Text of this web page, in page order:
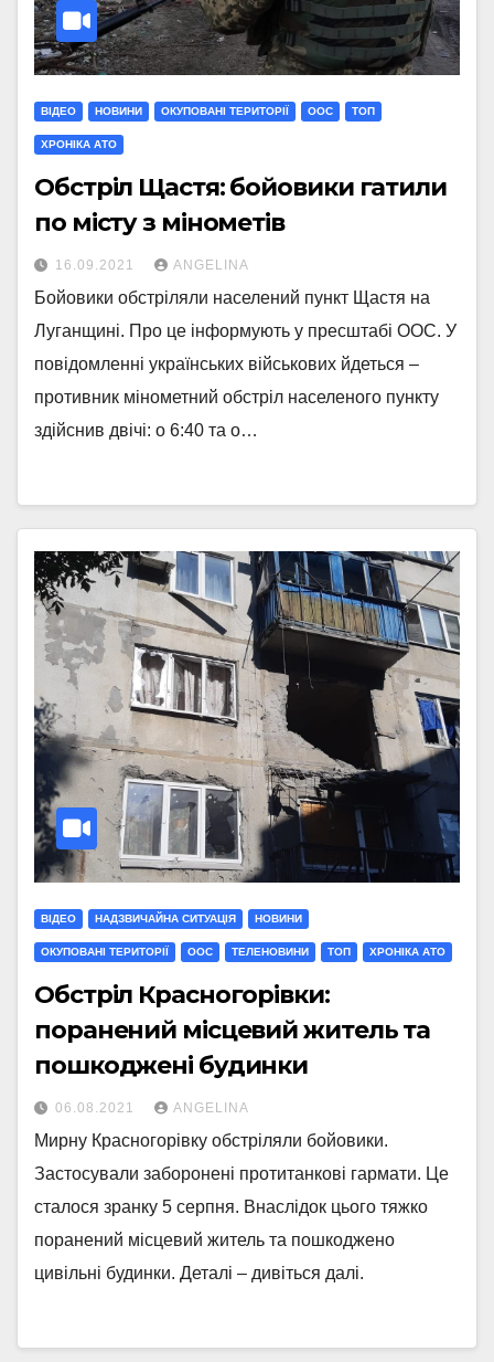
ВІДЕО НОВИНИ ОКУПОВАНІ ТЕРИТОРІЇ ООС ТОП
ХРОНІКА АТО
Обстріл Щастя: бойовики гатили
по місту з мінометів
16.09.2021 ANGELINA
Бойовики обстріляли населений пункт Щастя на
Луганщині. Про це інформують у пресштабі ООС. У
повідомленні українських військових йдеться –
противник мінометний обстріл населеного пункту
здійснив двічі: о 6:40 та о…
ВІДЕО НАДЗВИЧАЙНА СИТУАЦІЯ НОВИНИ
ОКУПОВАНІ ТЕРИТОРІЇ ООС ТЕЛЕНОВИНИ ТОП ХРОНІКА АТО
Обстріл Красногорівки:
поранений місцевий житель та
пошкоджені будинки
06.08.2021 ANGELINA
Мирну Красногорівку обстріляли бойовики.
Застосували заборонені протитанкові гармати. Це
сталося зранку 5 серпня. Внаслідок цього тяжко
поранений місцевий житель та пошкоджено
цивільні будинки. Деталі – дивіться далі.